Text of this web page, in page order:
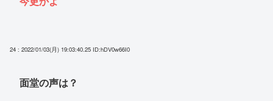
24 : 2022/01/03(月) 19:03:40.25 ID:hDV0w66I0
面堂の声は？